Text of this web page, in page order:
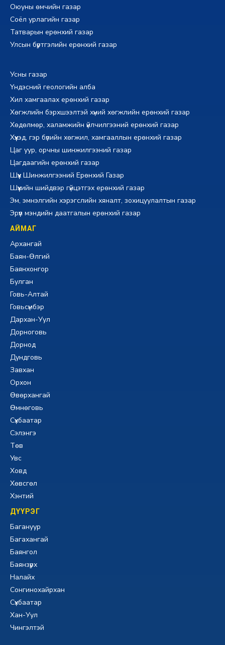
Оюуны өмчийн газар
Соёл урлагийн газар
Татварын ерөнхий газар
Улсын бүртгэлийн ерөнхий газар
Усны газар
Үндэсний геологийн алба
Хил хамгаалах ерөнхий газар
Хөгжлийн бэрхшээлтэй хүний хөгжлийн ерөнхий газар
Хөдөлмөр, халамжийн үйлчилгээний ерөнхий газар
Хүүхэд, гэр бүлийн хөгжил, хамгааллын ерөнхий газар
Цаг уур, орчны шинжилгээний газар
Цагдаагийн ерөнхий газар
Шүүх Шинжилгээний Ерөнхий Газар
Шүүхийн шийдвэр гүйцэтгэх ерөнхий газар
Эм, эмнэлгийн хэрэгслийн хяналт, зохицуулалтын газар
Эрүүл мэндийн даатгалын ерөнхий газар
АЙМАГ
Архангай
Баян-Өлгий
Баянхонгор
Булган
Говь-Алтай
Говьсүмбэр
Дархан-Уул
Дорноговь
Дорнод
Дундговь
Завхан
Орхон
Өвөрхангай
Өмнөговь
Сүхбаатар
Сэлэнгэ
Төв
Увс
Ховд
Хөвсгөл
Хэнтий
ДҮҮРЭГ
Багануур
Багахангай
Баянгол
Баянзүрх
Налайх
Сонгинохайрхан
Сүхбаатар
Хан-Уул
Чингэлтэй